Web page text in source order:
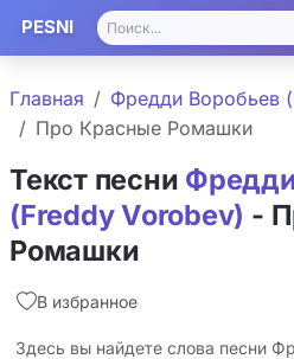
PESNI
Главная
Фредди Воробьев
Про Красные Ромашки
Текст песни
(Freddy Vorobev) -
Ромашки
В избранное
Здесь вы найдете слова песни